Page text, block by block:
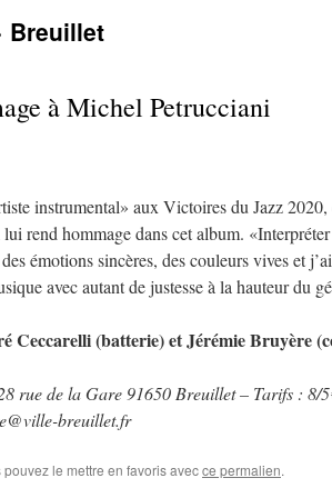
Breuillet
à Michel Petrucciani
instrumental» aux Victoires du Jazz 2020,
rend hommage dans cet album.
émotions sincères, des couleurs vives et
avec autant de justesse à la hauteur du
(batterie) et Jérémie Bruyère
rue de la Gare 91650 Breuillet – Tarifs : 8/
breuillet.fr
pouvez le mettre en favoris avecce permalien.